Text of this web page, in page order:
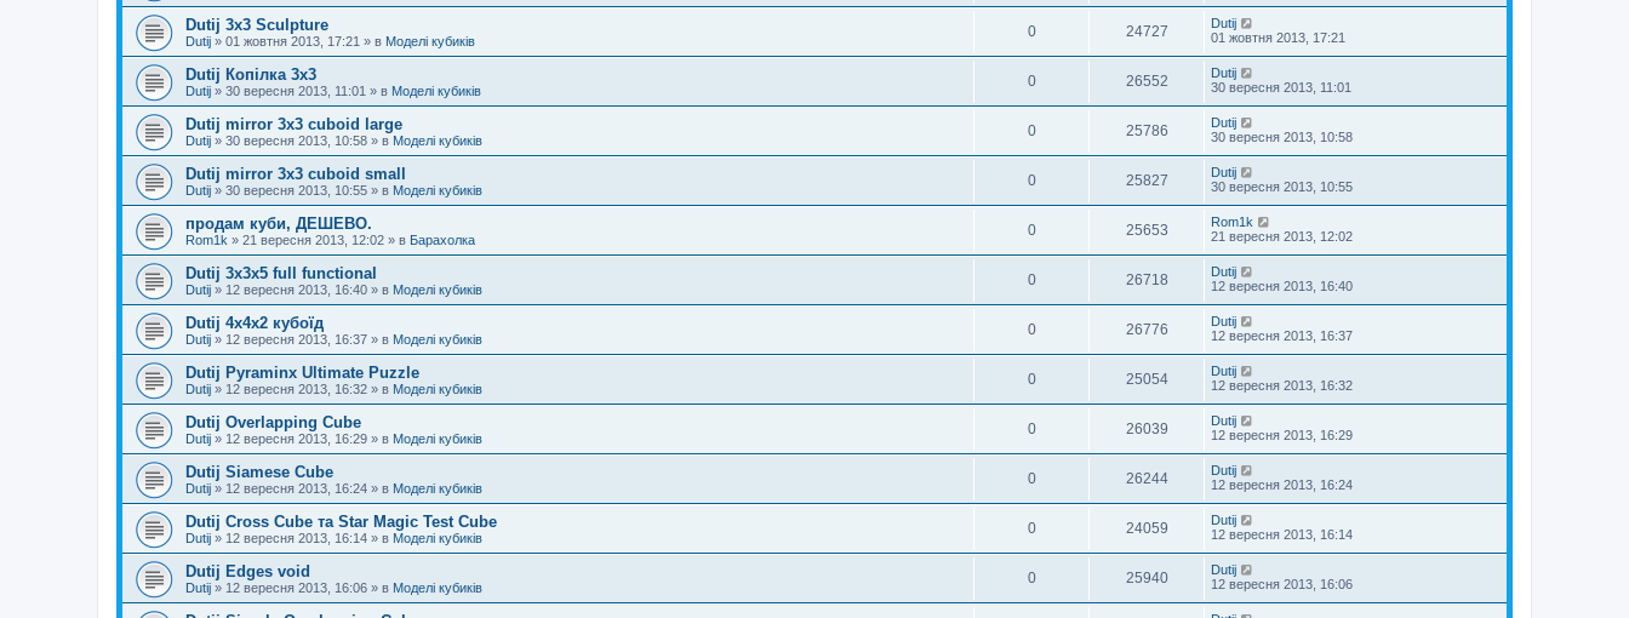
Dutij 3x3 Sculpture
Dutij » 01 жовтня 2013, 17:21 » в Моделі кубиків
0 24727
Dutij
01 жовтня 2013, 17:21
Dutij Копілка 3х3
Dutij » 30 вересня 2013, 11:01 » в Моделі кубиків
0 26552
Dutij
30 вересня 2013, 11:01
Dutij mirror 3x3 cuboid large
Dutij » 30 вересня 2013, 10:58 » в Моделі кубиків
0 25786
Dutij
30 вересня 2013, 10:58
Dutij mirror 3х3 cuboid small
Dutij » 30 вересня 2013, 10:55 » в Моделі кубиків
0 25827
Dutij
30 вересня 2013, 10:55
продам куби, ДЕШЕВО.
Rom1k » 21 вересня 2013, 12:02 » в Барахолка
0 25653
Rom1k
21 вересня 2013, 12:02
Dutij 3х3х5 full functional
Dutij » 12 вересня 2013, 16:40 » в Моделі кубиків
0 26718
Dutij
12 вересня 2013, 16:40
Dutij 4х4х2 кубоїд
Dutij » 12 вересня 2013, 16:37 » в Моделі кубиків
0 26776
Dutij
12 вересня 2013, 16:37
Dutij Pyraminx Ultimate Puzzle
Dutij » 12 вересня 2013, 16:32 » в Моделі кубиків
0 25054
Dutij
12 вересня 2013, 16:32
Dutij Overlapping Cube
Dutij » 12 вересня 2013, 16:29 » в Моделі кубиків
0 26039
Dutij
12 вересня 2013, 16:29
Dutij Siamese Cube
Dutij » 12 вересня 2013, 16:24 » в Моделі кубиків
0 26244
Dutij
12 вересня 2013, 16:24
Dutij Cross Cube та Star Magic Test Cube
Dutij » 12 вересня 2013, 16:14 » в Моделі кубиків
0 24059
Dutij
12 вересня 2013, 16:14
Dutij Edges void
Dutij » 12 вересня 2013, 16:06 » в Моделі кубиків
0 25940
Dutij
12 вересня 2013, 16:06